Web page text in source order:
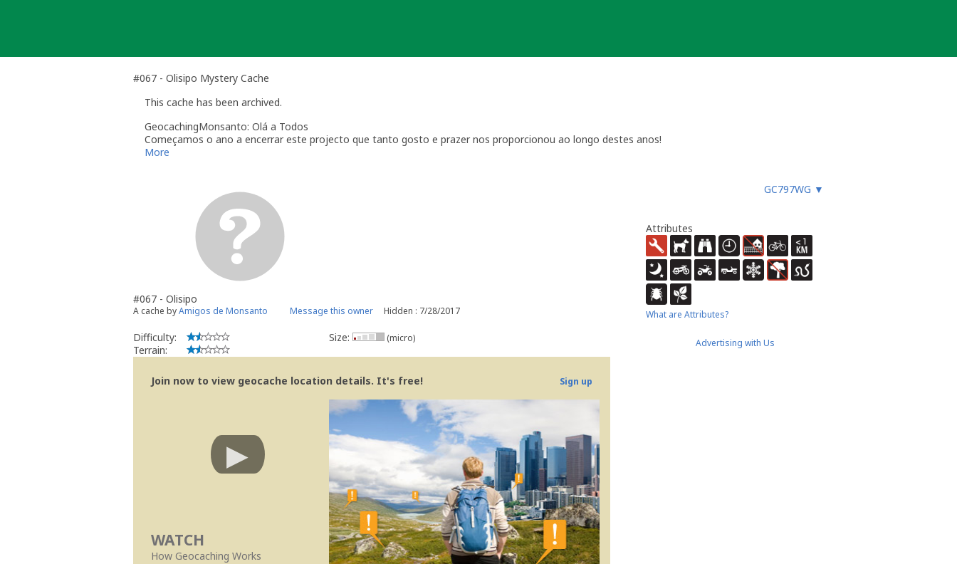
#067 - Olisipo Mystery Cache
This cache has been archived.
GeocachingMonsanto: Olá a Todos
Começamos o ano a encerrar este projecto que tanto gosto e prazer nos proporcionou ao longo destes anos!
Foram muitas as aventuras que foram proporcionadas a centenas de geochachers, portugueses e estrangeiros, que, através deste enorme
todos os que tornaram este projecto possível e que, ao percorrerem estes trilhos, o foram mantido vivo!
Feliz geocaching!
More
GC797WG ▼
#067 - Olisipo
A cache byAmigos de Monsanto Message this owner Hidden : 7/28/2017
Difficulty:
Terrain:
Size: (micro)
Join now to view geocache location details. It's free! Sign up
WATCH
How Geocaching Works
Attributes
What are Attributes?
Advertising with Us